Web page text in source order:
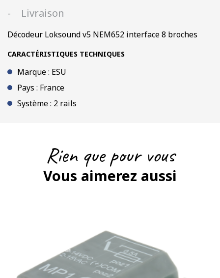
Livraison
Décodeur Loksound v5 NEM652 interface 8 broches
CARACTÉRISTIQUES TECHNIQUES
Marque : ESU
Pays : France
Système : 2 rails
Rien que pour vous
Vous aimerez aussi